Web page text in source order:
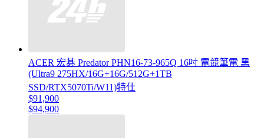
ACER 宏碁 Predator PHN16-73-965Q 16吋 電競筆電 黑
(Ultra9 275HX/16G+16G/512G+1TB
SSD/RTX5070Ti/W11)特仕
$91,900
$94,900